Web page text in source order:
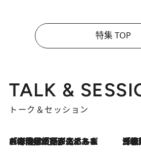
特集 TOP
TALK &
トーク＆セッション
2026.8.3
「今後値上げがあるとすれば…」「リスクがあるのは今年の冬」エネルギー専門家が語る、ホルムズ海峡封鎖が家庭にもたらす“ある心配” 「住宅建てられない…」「サーチャージ料の